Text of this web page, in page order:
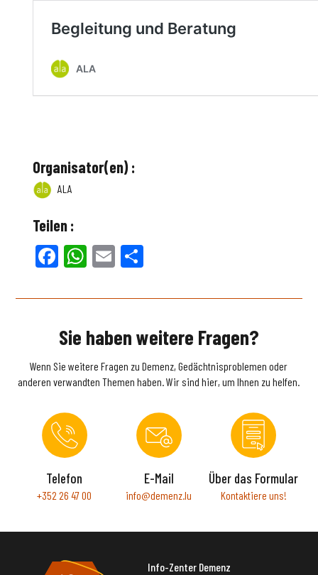
Organisator(en) :
ALA
Teilen :
Facebook
WhatsApp
Email
Sie haben weitere Fragen?
Wenn Sie weitere Fragen zu Demenz, Gedächtnisproblemen oder
anderen verwandten Themen haben. Wir sind hier, um Ihnen zu helfen.
Telefon
+352 26 47 00
E-Mail
info@demenz.lu
Über das Formular
Kontaktiere uns!
Info-Zenter Demenz